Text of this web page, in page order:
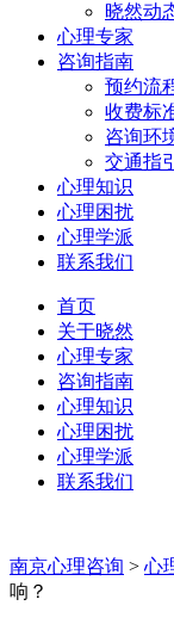
晓然动
心理专家
咨询指南
预约流
收费标
咨询环
交通指引
心理知识
心理困扰
心理学派
联系我们
首页
关于晓然
心理专家
咨询指南
心理知识
心理困扰
心理学派
联系我们
南京心理咨询 > 心
响？